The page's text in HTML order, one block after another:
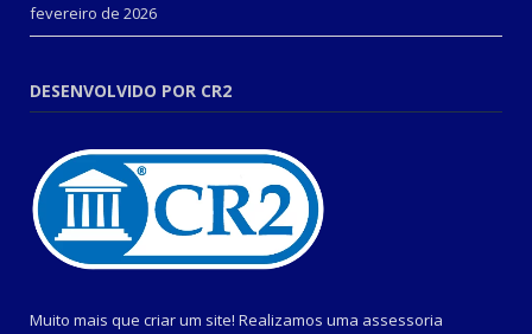
fevereiro de 2026
DESENVOLVIDO POR CR2
Muito mais que criar um site! Realizamos uma assessoria